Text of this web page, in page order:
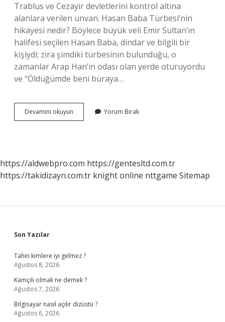
Trablus ve Cezayir devletlerini kontrol altına
alanlara verilen unvan. Hasan Baba Türbesi’nin
hikayesi nedir? Böylece büyük veli Emir Sultan’ın
halifesi seçilen Hasan Baba, dindar ve bilgili bir
kişiydi; zira şimdiki türbesinin bulunduğu, o
zamanlar Arap Han’ın odası olan yerde oturuyordu
ve “Öldüğümde beni buraya…
Devamını okuyun
Baba
Yorum Bırak
https://aldwebpro.com https://gentesltd.com.tr
https://takidizayn.com.tr knight online nttgame Sitemap
Sidebar
Son Yazılar
Tahin kimlere iyi gelmez ?
Ağustos 8, 2026
Kamçılı olmak ne demek ?
Ağustos 7, 2026
Bilgisayar nasıl açılır dizüstü ?
Ağustos 6, 2026